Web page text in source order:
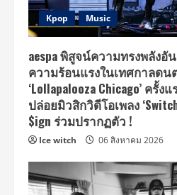
Kpop Music
aespa พิสูจน์ความทรงพลัง
ความร้อนแรงในเทศกาลดน
‘Lollapalooza Chicago’ ครั้
ปล่อยมิวสิกวิดีโอเพลง
$ign ร่วมปรากฏตัว !
Ice witch 06 สิงหาคม 2026